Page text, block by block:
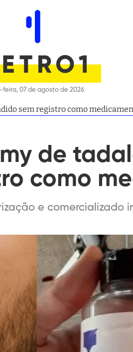
07 de agosto de 2026
sem registro como
de
como
e comercializado